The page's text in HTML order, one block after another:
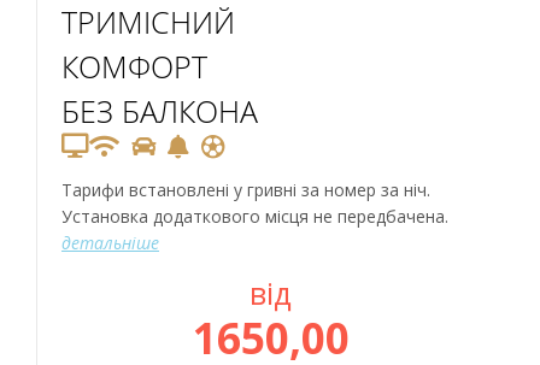
ТРИМІСНИЙ
КОМФОРТ
БЕЗ БАЛКОНА
Тарифи встановлені у гривні за номер за ніч.
Установка додаткового місця не передбачена.
детальніше
від
1650,00